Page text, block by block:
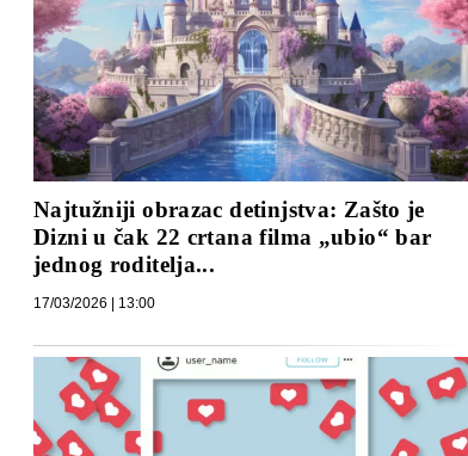
Najtužniji obrazac detinjstva: Zašto je
Dizni u čak 22 crtana filma „ubio“ bar
jednog roditelja...
17/03/2026 | 13:00